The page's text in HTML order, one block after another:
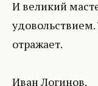
И великий
отражает.
Иван Логинов.